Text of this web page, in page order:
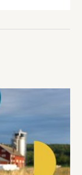
mer. Här